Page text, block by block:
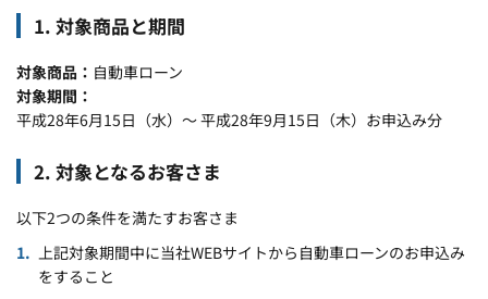
1. 対象商品と期間
対象商品
自動車ローン
対象期間
平成28年6月15日（水）～ 平成28年9月15日（木）お申込み分
2. 対象となるお客さま
以下2つの条件を満たすお客さま
上記対象期間中に当社WEBサイトから自動車ローンのお申込み
をすること